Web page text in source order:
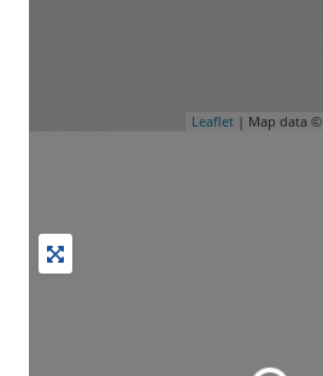
Leaflet | Map data ©